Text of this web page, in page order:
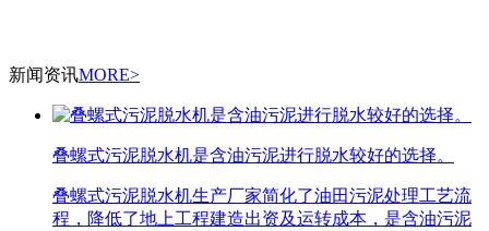
新闻资讯MORE>
叠螺式污泥脱水机是含油污泥进行脱水较好的选择。
叠螺式污泥脱水机生产厂家简化了油田污泥处理工艺流
程，降低了地上工程建造出资及运转成本，是含油污泥